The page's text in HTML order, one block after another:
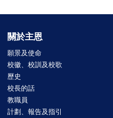
關於主恩
願景及使命
校徽、校訓及校歌
歷史
校長的話
教職員
計劃、報告及指引